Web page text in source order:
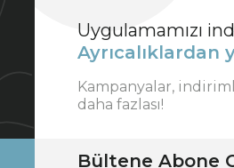
Uygulamamızı
Ayrıcalıklardan
Kampanyalar,
daha fazlası!
Bültene Abone